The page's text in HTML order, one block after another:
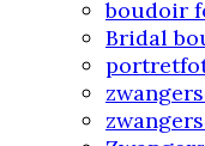
boudoir
Bridal